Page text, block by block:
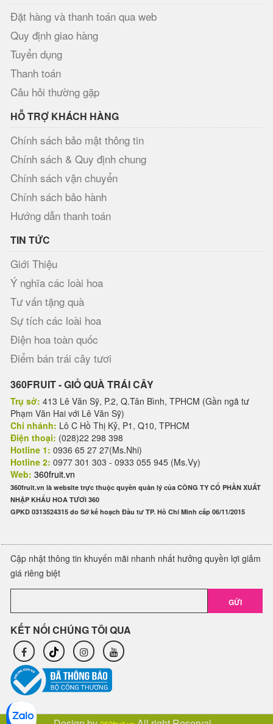
Đặt hàng và thanh toán qua web
Quy định giao hàng
Tuyển dụng
Thanh toán
Câu hỏi thường gặp
HỖ TRỢ KHÁCH HÀNG
Chính sách bảo mật thông tin
Chính sách & Quy định chung
Chính sách vận chuyển
Chính sách bảo hành
Hướng dẫn thanh toán
TIN TỨC
Giới Thiệu
Ý nghĩa các loài hoa
Tư vấn tặng quà
Sự tích các loài hoa
Điện hoa toàn quốc
Điểm bán trái cây tươi
360FRUIT - GIỎ QUÀ TRÁI CÂY
Trụ sở: 413 Lê Văn Sỹ, P.2, Q.Tân Bình, TPHCM (Gần ngã tư
Phạm Văn Hai với Lê Văn Sỹ)
Chi nhánh: Lô C Hồ Thị Kỷ, P1, Q10, TPHCM
Điện thoại: (028)22 298 398
Hotline 1: 0936 65 27 27(Ms.Nhi)
Hotline 2: 0977 301 303 - 0933 055 945 (Ms.Vy)
Web: 360fruit.vn
360fruit.vn là website trực thuộc quyền quản lý của CÔNG TY CỔ PHẦN XUẤT
NHẬP KHẨU HOA TƯƠI 360
GPKD 0313524315 do Sở kế hoạch Đầu tư TP. Hồ Chí Minh cấp 06/11/2015
Cập nhật thông tin khuyến mãi nhanh nhất hưởng quyền lợi giảm
giá riêng biệt
GỬI
KẾT NỐI CHÚNG TÔI QUA